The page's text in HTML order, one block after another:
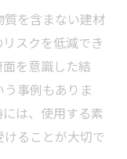
産素材の選び
献と快適性を
を含まない建材
スクを低減でき
を意識した結
事例もありま
は、使用する素
ることが大切で